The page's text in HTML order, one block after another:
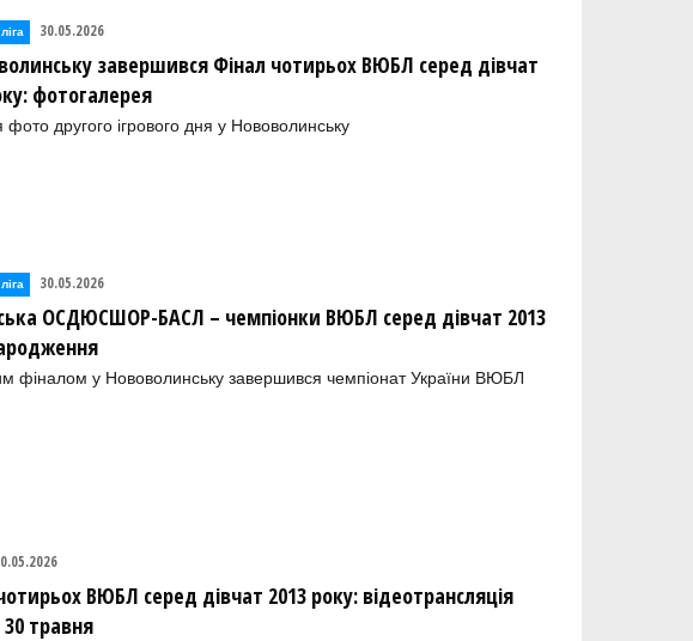
30.05.2026
завершився Фінал чотирьох ВЮБЛ серед дівчат
фотогалерея
фото другого ігрового дня у Нововолинську
30.05.2026
ОСДЮСШОР-БАСЛ – чемпіонки ВЮБЛ серед дівчат 2013
фіналом у Нововолинську завершився чемпіонат України ВЮБЛ
ВЮБЛ серед дівчат 2013 року: відеотрансляція
травня